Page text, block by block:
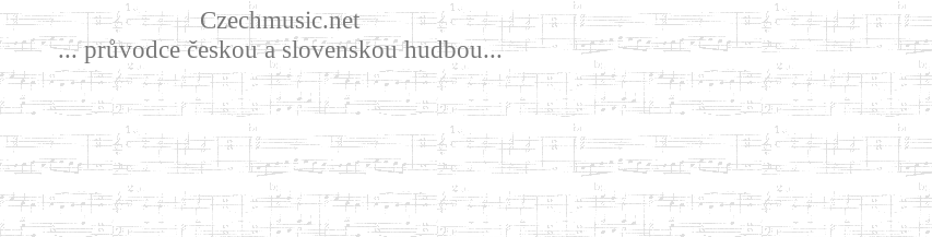
Czechmusic.net
... průvodce českou a slovenskou hudbou...